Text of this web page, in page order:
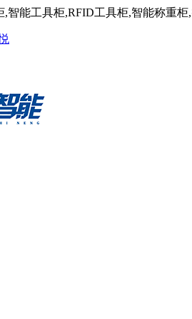
,智能工具柜,RFID工具柜,智能称重